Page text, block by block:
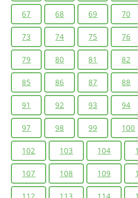
67 68 69 70
73 74 75 76
79 80 81 82
85 86 87 88
91 92 93 94
97 98 99 100
102 103 104
107 108 109
112 113 114